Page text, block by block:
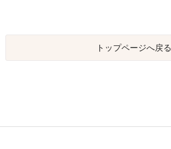
トップページへ戻る